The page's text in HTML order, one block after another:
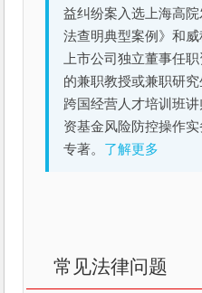
益纠纷案入选上海高
法查明典型案例》和
上市公司独立董事任
的兼职教授或兼职研
跨国经营人才培训班
资基金风险防控操作
专著。 了解更多
常见法律问题